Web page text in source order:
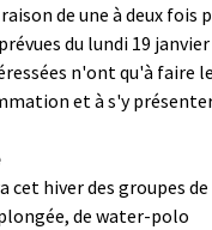
de une à deux fois
du lundi 19 janvier
n'ont qu'à faire
et à s'y
cet hiver des groupes de
de water-polo